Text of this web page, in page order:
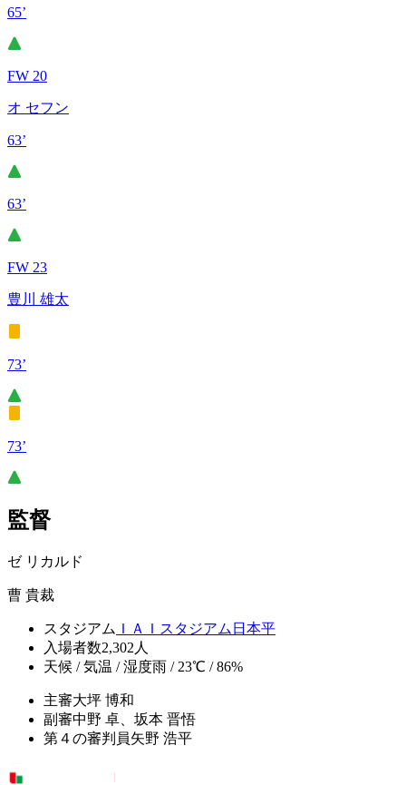
65’
FW 20
オ セフン
63’
63’
FW 23
豊川 雄太
73’
73’
監督
ゼ リカルド
曹 貴裁
スタジアム ＩＡＩスタジアム日本平
入場者数2,302人
天候 / 気温 / 湿度雨 / 23℃ / 86%
主審大坪 博和
副審中野 卓、坂本 晋悟
第４の審判員矢野 浩平